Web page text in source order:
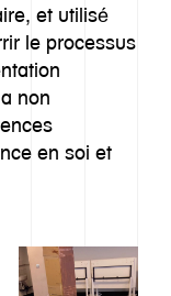
et utilisé
le processus
non
en soi et